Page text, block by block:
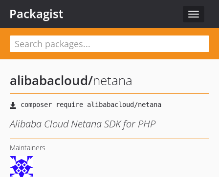
Toggle
Packagist
alibabacloud/netana
Alibaba Cloud Netana SDK for PHP
Maintainers